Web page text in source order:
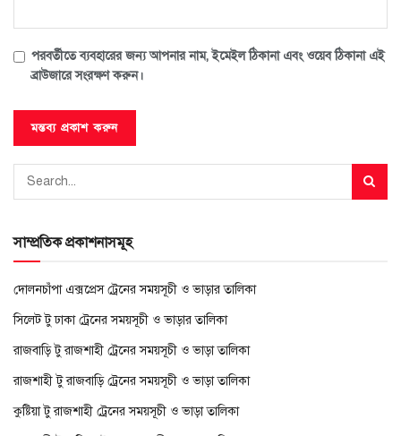
পরবর্তীতে ব্যবহারের জন্য আপনার নাম, ইমেইল ঠিকানা এবং ওয়েব ঠিকানা এই
ব্রাউজারে সংরক্ষণ করুন।
সাম্প্রতিক প্রকাশনাসমূহ
দোলনচাঁপা এক্সপ্রেস ট্রেনের সময়সূচী ও ভাড়ার তালিকা
সিলেট টু ঢাকা ট্রেনের সময়সূচী ও ভাড়ার তালিকা
রাজবাড়ি টু রাজশাহী ট্রেনের সময়সূচী ও ভাড়া তালিকা
রাজশাহী টু রাজবাড়ি ট্রেনের সময়সূচী ও ভাড়া তালিকা
কুষ্টিয়া টু রাজশাহী ট্রেনের সময়সূচী ও ভাড়া তালিকা